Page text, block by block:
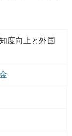
度向上と外国